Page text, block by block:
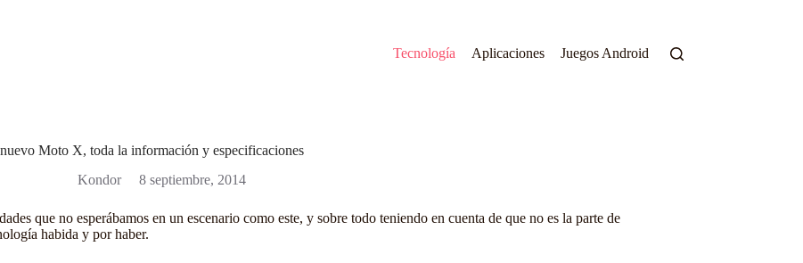
Tecnología
Aplicaciones Juegos Android
Moto X, toda la información y especificaciones
Kondor
8 septiembre, 2014
que no esperábamos en un escenario como este, y sobre todo teniendo en cuenta de que no es la parte de
habida y por haber.